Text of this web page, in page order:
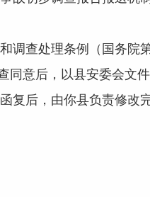
查处理条例（国务院
意后，以县安委会文件
后，由你县负责修改